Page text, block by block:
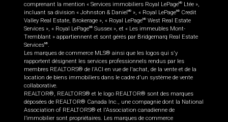
comprenant la mention « Services immobiliers Royal LePageMD
Ltée »,
incluant sa division « Johnston & DanielMD », « Royal LePageMD
Credit
Valley Real Estate, Brokerage », « Royal LePageMD West Real Estate
Services », « Royal LePageMD Sussex », et « Les immeubles Mont-
Tremblant » appartiennent et sont gérés par Bridgemarq Real Estate
ServicesMD
Les marques de commerce MLS® ainsi que les logos qui s'y
rapportent désignent les services professionnels rendus par les
membres REALTORS® de l'ACI en vue de l'achat, de la vente et de la
location de biens immobiliers dans le cadre d'un système de vente
collaborative.
REALTOR®, REALTORS® et le logo REALTOR® sont des marques
déposées de REALTOR® Canada Inc., une compagnie dont la National
Association of REALTORS® et l'Association canadienne de
l’immobilier sont propriétaires. Les marques de commerce